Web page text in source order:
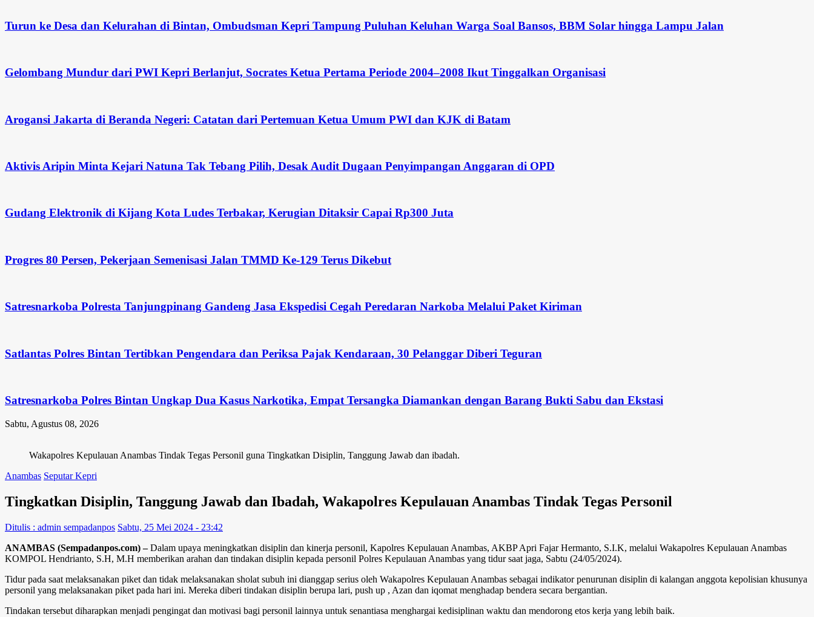
Turun ke Desa dan Kelurahan di Bintan, Ombudsman Kepri Tampung Puluhan Keluhan Warga Soal Bansos, BBM Solar hingga Lampu Jalan
Gelombang Mundur dari PWI Kepri Berlanjut, Socrates Ketua Pertama Periode 2004–2008 Ikut Tinggalkan Organisasi
Arogansi Jakarta di Beranda Negeri: Catatan dari Pertemuan Ketua Umum PWI dan KJK di Batam
Aktivis Aripin Minta Kejari Natuna Tak Tebang Pilih, Desak Audit Dugaan Penyimpangan Anggaran di OPD
Gudang Elektronik di Kijang Kota Ludes Terbakar, Kerugian Ditaksir Capai Rp300 Juta
Progres 80 Persen, Pekerjaan Semenisasi Jalan TMMD Ke-129 Terus Dikebut
Satresnarkoba Polresta Tanjungpinang Gandeng Jasa Ekspedisi Cegah Peredaran Narkoba Melalui Paket Kiriman
Satlantas Polres Bintan Tertibkan Pengendara dan Periksa Pajak Kendaraan, 30 Pelanggar Diberi Teguran
Satresnarkoba Polres Bintan Ungkap Dua Kasus Narkotika, Empat Tersangka Diamankan dengan Barang Bukti Sabu dan Ekstasi
Sabtu, Agustus 08, 2026
Wakapolres Kepulauan Anambas Tindak Tegas Personil guna Tingkatkan Disiplin, Tanggung Jawab dan ibadah.
Anambas Seputar Kepri
Tingkatkan Disiplin, Tanggung Jawab dan Ibadah, Wakapolres Kepulauan Anambas Tindak Tegas Personil
Ditulis : admin sempadanpos Sabtu, 25 Mei 2024 - 23:42
ANAMBAS (Sempadanpos.com) –Dalam upaya meningkatkan disiplin dan kinerja personil, Kapolres Kepulauan Anambas, AKBP Apri Fajar Hermanto, S.I.K, melalui Wakapolres Kepulauan Anambas
KOMPOL Hendrianto, S.H, M.H memberikan arahan dan tindakan disiplin kepada personil Polres Kepulauan Anambas yang tidur saat jaga, Sabtu (24/05/2024).
Tidur pada saat melaksanakan piket dan tidak melaksanakan sholat subuh ini dianggap serius oleh Wakapolres Kepulauan Anambas sebagai indikator penurunan disiplin di kalangan anggota kepolisian khusunya
personil yang melaksanakan piket pada hari ini. Mereka diberi tindakan disiplin berupa lari, push up , Azan dan iqomat menghadap bendera secara bergantian.
Tindakan tersebut diharapkan menjadi pengingat dan motivasi bagi personil lainnya untuk senantiasa menghargai kedisiplinan waktu dan mendorong etos kerja yang lebih baik.